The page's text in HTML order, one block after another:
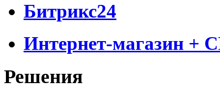
Битрикс24
Интернет-магазин +
Решения